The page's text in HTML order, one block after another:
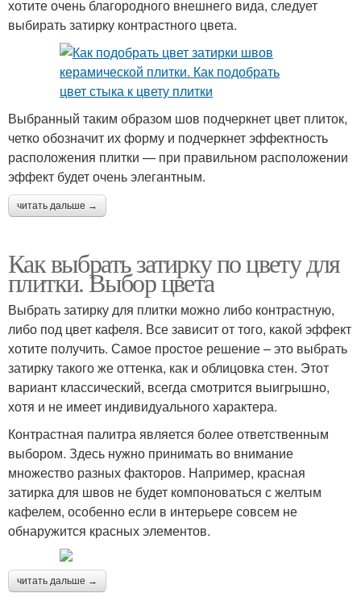
хотите очень благородного внешнего вида, следует
выбирать затирку контрастного цвета.
Выбранный таким образом шов подчеркнет цвет плиток,
четко обозначит их форму и подчеркнет эффектность
расположения плитки — при правильном расположении
эффект будет очень элегантным.
читать дальше →
Как выбрать затирку по цвету для
плитки. Выбор цвета
Выбрать затирку для плитки можно либо контрастную,
либо под цвет кафеля. Все зависит от того, какой эффект
хотите получить. Самое простое решение – это выбрать
затирку такого же оттенка, как и облицовка стен. Этот
вариант классический, всегда смотрится выигрышно,
хотя и не имеет индивидуального характера.
Контрастная палитра является более ответственным
выбором. Здесь нужно принимать во внимание
множество разных факторов. Например, красная
затирка для швов не будет компоноваться с желтым
кафелем, особенно если в интерьере совсем не
обнаружится красных элементов.
читать дальше →